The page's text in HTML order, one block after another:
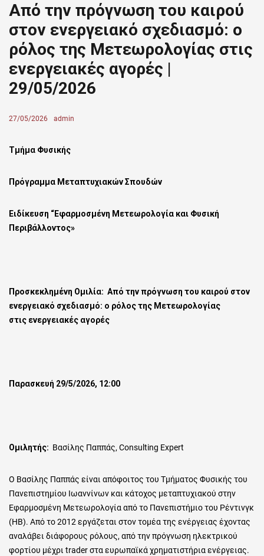
Από την πρόγνωση του καιρού
στον ενεργειακό σχεδιασμό: ο
ρόλος της Μετεωρολογίας στις
ενεργειακές αγορές |
29/05/2026
Posted
27/05/2026 Author
admin
Τμήμα Φυσικής
Πρόγραμμα Μεταπτυχιακών Σπουδών
Ειδίκευση “Εφαρμοσμένη Μετεωρολογία και Φυσική
Περιβάλλοντος»
Προσκεκλημένη Ομιλία: Από την πρόγνωση του καιρού στον
ενεργειακό σχεδιασμό: ο ρόλος της Μετεωρολογίας
στις ενεργειακές αγορές
Παρασκευή 29/5/2026, 12:00
Ομιλητής: Βασίλης Παππάς, Consulting Expert
O Βασίλης Παππάς είναι απόφοιτος του Τμήματος Φυσικής του
Πανεπιστημίου Ιωαννίνων και κάτοχος μεταπτυχιακού στην
Εφαρμοσμένη Μετεωρολογία από το Πανεπιστήμιο του Ρέντινγκ
(ΗΒ). Από το 2012 εργάζεται στον τομέα της ενέργειας έχοντας
αναλάβει διάφορους ρόλους, από την πρόγνωση ηλεκτρικού
φορτίου μέχρι traderστα ευρωπαϊκά χρηματιστήρια ενέργειας.